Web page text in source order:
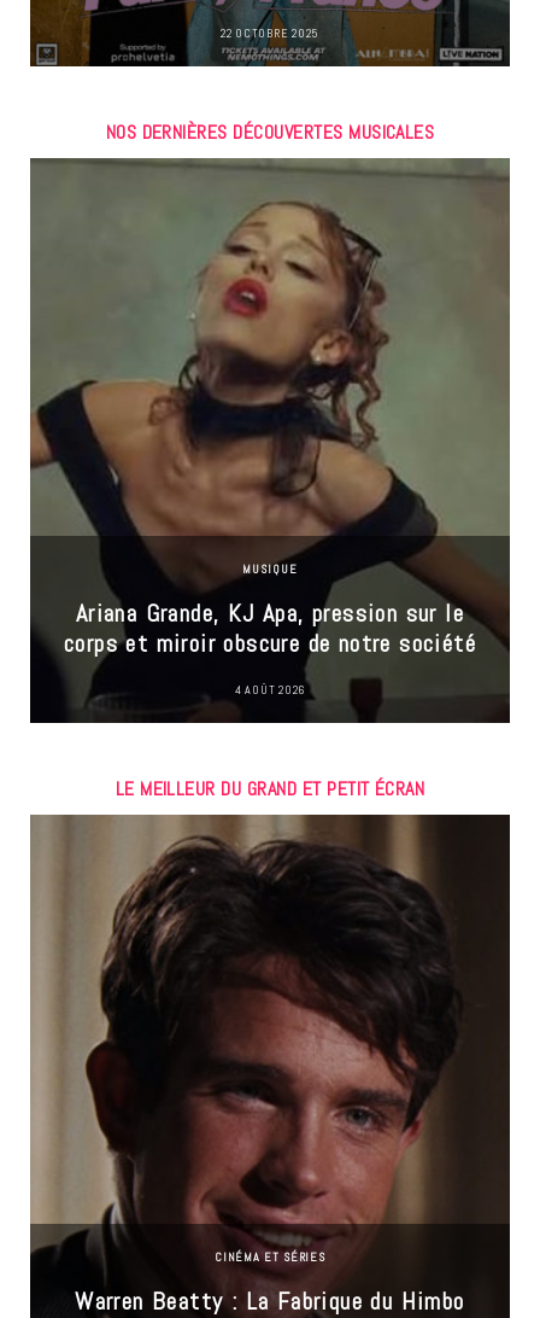
22 OCTOBRE 2025
NOS DERNIÈRES DÉCOUVERTES MUSICALES
MUSIQUE
Ariana Grande, KJ Apa, pression sur le
corps et miroir obscure de notre société
4 AOÛT 2026
LE MEILLEUR DU GRAND ET PETIT ÉCRAN
CINÉMA ET SÉRIES
Warren Beatty : La Fabrique du Himbo